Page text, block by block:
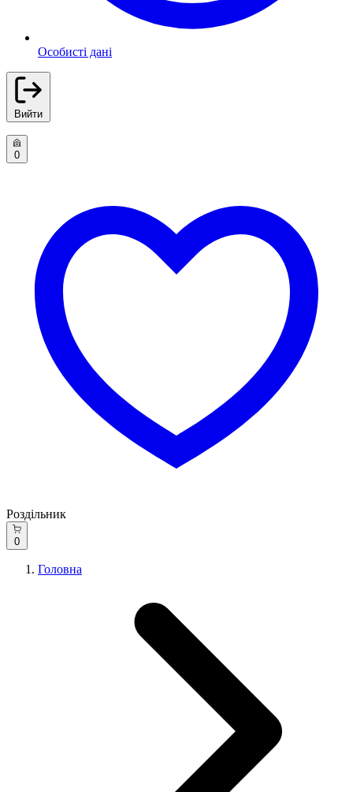
Особисті дані
Вийти
0
Роздільник
0
Головна